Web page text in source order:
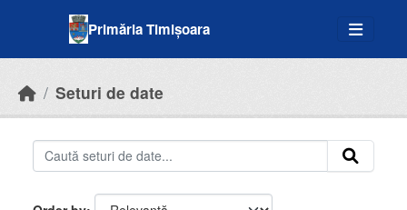
Primăria Timișoara
Seturi de date